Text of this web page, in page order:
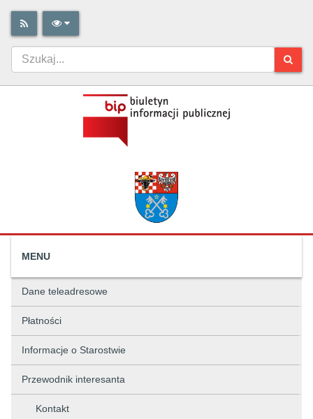
MENU
Dane teleadresowe
Płatności
Informacje o Starostwie
Przewodnik interesanta
Kontakt